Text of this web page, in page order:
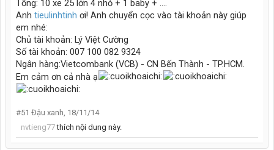
Tổng: 10 xe 25 lớn 4 nhỏ + 1 baby + ....
Anh tieulinhtinh ơi! Anh chuyển cọc vào tài khoản này giúp
em nhé:
Chủ tài khoản: Lý Việt Cường
Số tài khoản: 007 100 082 9324
Ngân hàng:Vietcombank (VCB) - CN Bến Thành - TP.HCM.
Em cảm ơn cả nhà ạ
#51 Đậu xanh, 18/11/14
nvtieng77thích nội dung này.